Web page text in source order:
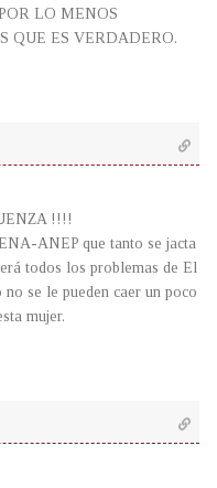
LO MENOS
QUE ES VERDADERO.
!!!!
ANEP que tanto se jacta
todos los problemas de El
se le pueden caer un poco
mujer.